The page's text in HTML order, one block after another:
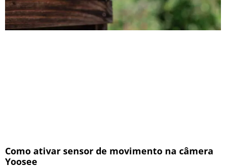
Como ativar sensor de movimento na câmera
Yoosee